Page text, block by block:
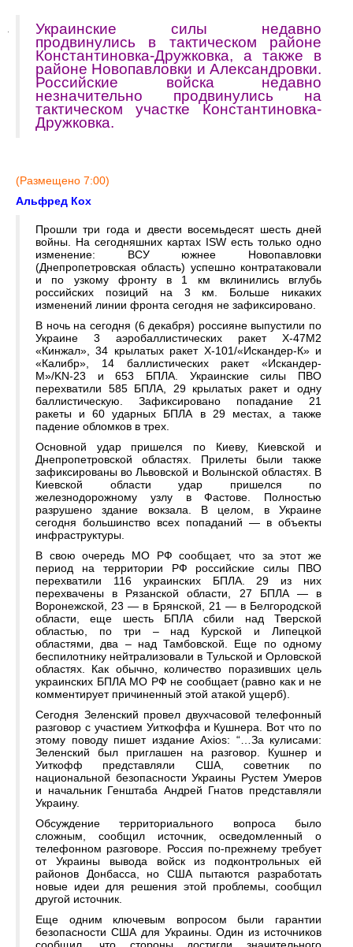
Украинские силы недавно
продвинулись в тактическом районе
Константиновка-Дружковка, а также в
районе Новопавловки и Александровки.
Российские войска недавно
незначительно продвинулись на
тактическом участке Константиновка-
Дружковка.
(Размещено 7:00)
Альфред Кох
Прошли три года и двести восемьдесят шесть дней
войны. На сегодняшних картах ISW есть только одно
изменение: ВСУ южнее Новопавловки
(Днепропетровская область) успешно контратаковали
и по узкому фронту в 1 км вклинились вглубь
российских позиций на 3 км. Больше никаких
изменений линии фронта сегодня не зафиксировано.
В ночь на сегодня (6 декабря) россияне выпустили по
Украине 3 аэробаллистических ракет Х-47М2
«Кинжал», 34 крылатых ракет Х-101/«Искандер-К» и
«Калибр», 14 баллистических ракет «Искандер-
М»/KN-23 и 653 БПЛА. Украинские силы ПВО
перехватили 585 БПЛА, 29 крылатых ракет и одну
баллистическую. Зафиксировано попадание 21
ракеты и 60 ударных БПЛА в 29 местах, а также
падение обломков в трех.
Основной удар пришелся по Киеву, Киевской и
Днепропетровской областях. Прилеты были также
зафиксированы во Львовской и Волынской областях. В
Киевской области удар пришелся по
железнодорожному узлу в Фастове. Полностью
разрушено здание вокзала. В целом, в Украине
сегодня большинство всех попаданий — в объекты
инфраструктуры.
В свою очередь МО РФ сообщает, что за этот же
период на территории РФ российские силы ПВО
перехватили 116 украинских БПЛА. 29 из них
перехвачены в Рязанской области, 27 БПЛА — в
Воронежской, 23 — в Брянской, 21 — в Белгородской
области, еще шесть БПЛА сбили над Тверской
областью, по три – над Курской и Липецкой
областями, два – над Тамбовской. Еще по одному
беспилотнику нейтрализовали в Тульской и Орловской
областях. Как обычно, количество поразивших цель
украинских БПЛА МО РФ не сообщает (равно как и не
комментирует причиненный этой атакой ущерб).
Сегодня Зеленский провел двухчасовой телефонный
разговор с участием Уиткоффа и Кушнера. Вот что по
этому поводу пишет издание Axios: “…За кулисами:
Зеленский был приглашен на разговор. Кушнер и
Уиткофф представляли США, советник по
национальной безопасности Украины Рустем Умеров
и начальник Генштаба Андрей Гнатов представляли
Украину.
Обсуждение территориального вопроса было
сложным, сообщил источник, осведомленный о
телефонном разговоре. Россия по-прежнему требует
от Украины вывода войск из подконтрольных ей
районов Донбасса, но США пытаются разработать
новые идеи для решения этой проблемы, сообщил
другой источник.
Еще одним ключевым вопросом были гарантии
безопасности США для Украины. Один из источников